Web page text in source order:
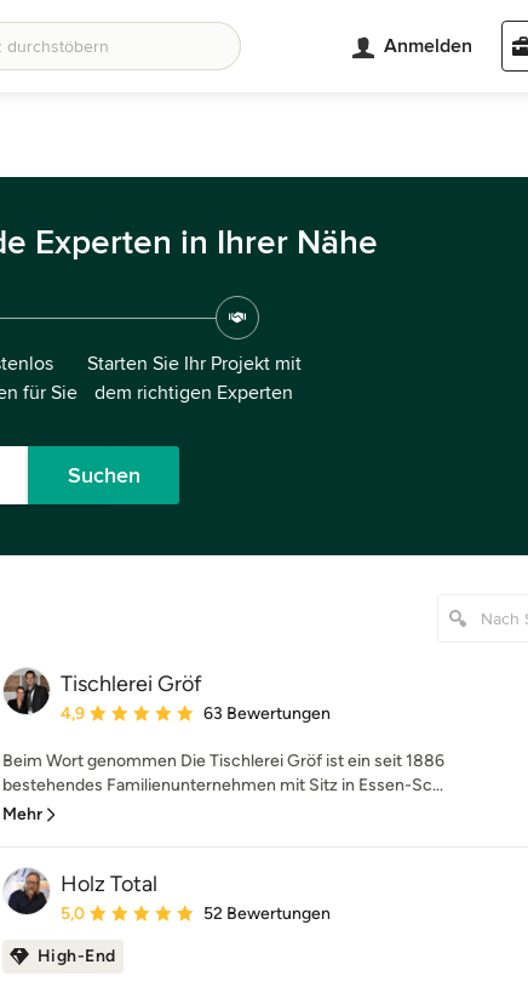
Anmelden
Experten in Ihrer Nähe
für Sie
Starten Sie Ihr Projekt mit
dem richtigen Experten
Suchen
Tischlerei Gröf
Durchschnittliche Bewertung: 4.9 von 5 Sternen
4,9 63 Bewertungen
Beim Wort genommen Die Tischlerei Gröf ist ein seit 1886
bestehendes Familienunternehmen mit Sitz in Essen-Sc...
Mehr
Holz Total
Durchschnittliche Bewertung: 5 von 5 Sternen
5,0 52 Bewertungen
High-End